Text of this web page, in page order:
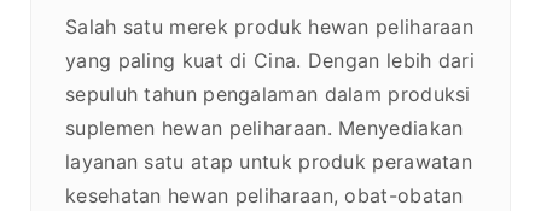
Salah satu merek produk hewan peliharaan
yang paling kuat di Cina. Dengan lebih dari
sepuluh tahun pengalaman dalam produksi
suplemen hewan peliharaan. Menyediakan
layanan satu atap untuk produk perawatan
kesehatan hewan peliharaan, obat-obatan